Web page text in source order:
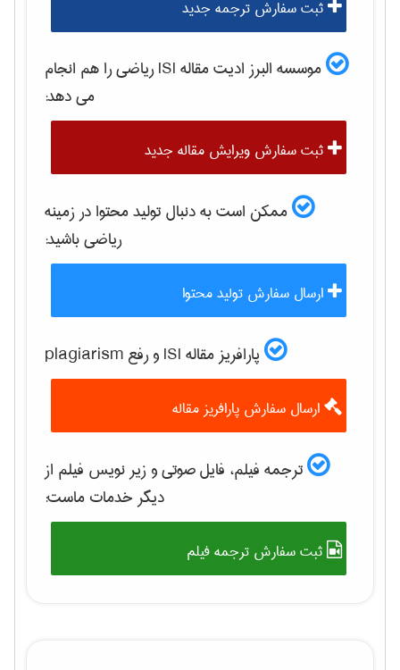
ثبت سفارش ترجمه جدید
موسسه البرز ادیت مقاله ISI رياضیرا هم انجام
می دهد:
ثبت سفارش ویرایش مقاله جدید
ممکن است به دنبال تولید محتوا در زمینه
رياضیباشید:
ارسال سفارش تولید محتوا
پارافریز مقاله ISI و رفع plagiarism
ارسال سفارش پارافریز مقاله
ترجمه فیلم، فایل صوتی و زیر نویس فیلم از
دیگر خدمات ماست:
ثبت سفارش ترجمه فیلم